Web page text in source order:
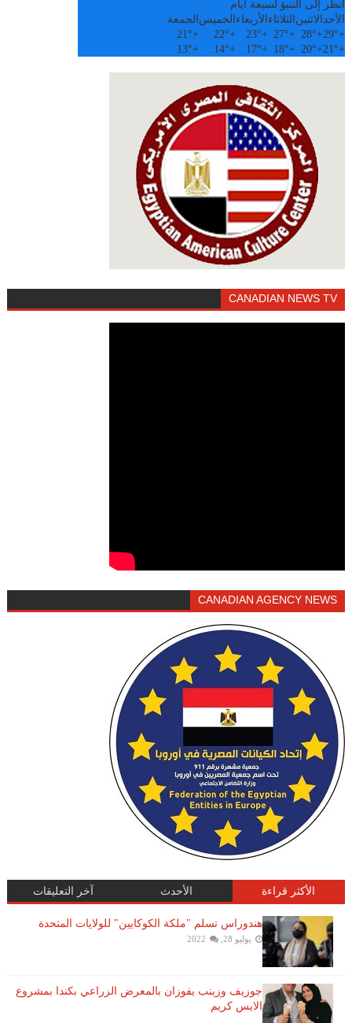
أنظر إلى التنبؤ لسبعة أيام
الأحدالاثنين الثلاثاء الأربعاء الخميس الجمعة
+
29°
+
28°
+
27°
+
23°
+
22°
+
21°
+
21°
+
20°
+
18°
+
17°
+
14°
+
13°
CANADIAN NEWS TV
CANADIAN AGENCY NEWS
الأكثر قراءة الأحدث آخر التعليقات
هندوراس تسلم "ملكة الكوكايين" للولايات المتحدة
يوليو 28, 2022
جوزيف وزينب يفوزان بالمعرض الزراعي بكندا بمشروع
الايس كريم